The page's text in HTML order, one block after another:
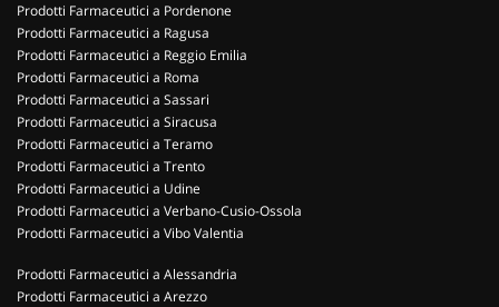
Prodotti Farmaceutici a Pordenone
Prodotti Farmaceutici a Ragusa
Prodotti Farmaceutici a Reggio Emilia
Prodotti Farmaceutici a Roma
Prodotti Farmaceutici a Sassari
Prodotti Farmaceutici a Siracusa
Prodotti Farmaceutici a Teramo
Prodotti Farmaceutici a Trento
Prodotti Farmaceutici a Udine
Prodotti Farmaceutici a Verbano-Cusio-Ossola
Prodotti Farmaceutici a Vibo Valentia
Prodotti Farmaceutici a Alessandria
Prodotti Farmaceutici a Arezzo